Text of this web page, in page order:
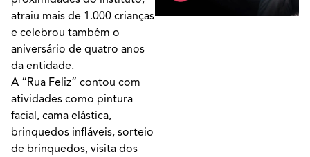
atraiu mais de 1.000 crianças
e celebrou também o
aniversário de quatro anos
da entidade.
A “Rua Feliz” contou com
atividades como pintura
facial, cama elástica,
brinquedos infláveis, sorteio
de brinquedos, visita dos